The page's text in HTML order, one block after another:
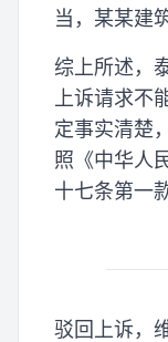
当，某某建
综上所述，
上诉请求不
定事实清楚
照《中华人
十七条第一
驳回上诉，